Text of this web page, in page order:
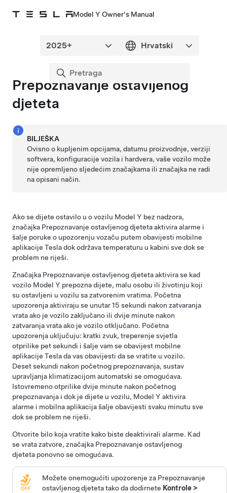
Model Y Owner's Manual
Prepoznavanje ostavljenog
djeteta
BILJEŠKA
Ovisno o kupljenim opcijama, datumu proizvodnje, verziji
softvera, konfiguracije vozila i hardvera, vaše vozilo može
nije opremljeno sljedećim značajkama ili značajka ne radi
na opisani način.
Ako se dijete ostavilo u o vozilu Model Y bez nadzora,
značajka Prepoznavanje ostavljenog djeteta aktivira alarme i
šalje poruke o upozorenju vozaču putem obavijesti mobilne
aplikacije Tesla dok održava temperaturu u kabini sve dok se
problem ne riješi.
Značajka Prepoznavanje ostavljenog djeteta aktivira se kad
vozilo Model Y prepozna dijete, malu osobu ili životinju koji
su ostavljeni u vozilu sa zatvorenim vratima. Početna
upozorenja aktiviraju se unutar 15 sekundi nakon zatvaranja
vrata ako je vozilo zaključano ili dvije minute nakon
zatvaranja vrata ako je vozilo otključano. Početna
upozorenja uključuju: kratki zvuk, treperenje svjetla
otprilike pet sekundi i šalje vam se obavijest mobilne
aplikacije Tesla da vas obavijesti da se vratite u vozilo.
Deset sekundi nakon početnog prepoznavanja, sustav
upravljanja klimatizacijom automatski se omogućava.
Istovremeno otprilike dvije minute nakon početnog
prepoznavanja i dok je dijete u vozilu, Model Y aktivira
alarme i mobilna aplikacija šalje obavijesti svaku minutu sve
dok se problem ne riješi.
Otvorite bilo koja vratite kako biste deaktivirali alarme. Kad
se vrata zatvore, značajka Prepoznavanje ostavljenog
djeteta ponovno se omogućava.
Možete onemogućiti upozorenje za Prepoznavanje
ostavljenog djeteta tako da dodirnete Kontrole >